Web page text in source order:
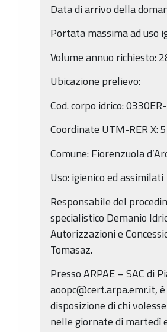
Data di arrivo della
Portata massima ad uso
Volume annuo richiesto:
Ubicazione prelievo:
Cod. corpo idrico:
Coordinate UTM-RER X:
Comune: Fiorenzuola
Uso: igienico ed assimilati
Responsabile del
specialistico Demanio
Autorizzazioni e
Tomasaz.
Presso ARPAE – SAC di
aoopc@cert.arpa.emr.it,
disposizione di chi
nelle giornate di martedì